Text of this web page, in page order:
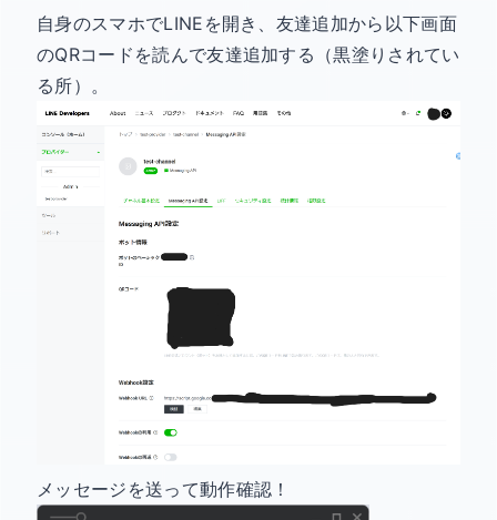
自身のスマホでLINEを開き、友達追加から以下画面
のQRコードを読んで友達追加する（黒塗りされてい
る所）。
メッセージを送って動作確認！